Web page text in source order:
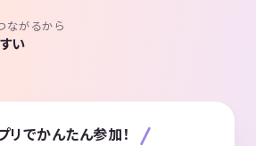
ながるから
い
リでかんたん参加！